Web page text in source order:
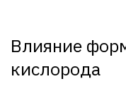
Влияние
кислорода